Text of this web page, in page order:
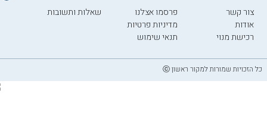
צור קשר
אודות
רכישת מנוי
פרסמו אצלנו
מדיניות פרטיות
תנאי שימוש
שאלות ותשובות
כל הזכויות שמורות למקור ראשון ⓒ